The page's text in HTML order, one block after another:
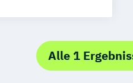
Alle 1